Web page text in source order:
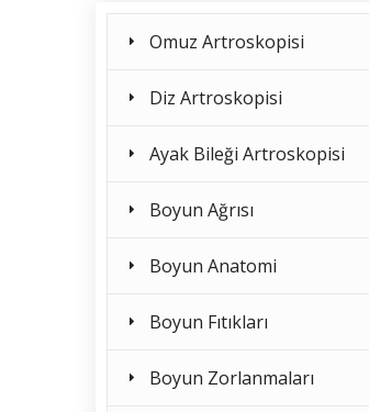
Omuz Artroskopisi
Diz Artroskopisi
Ayak Bileği Artroskopisi
Boyun Ağrısı
Boyun Anatomi
Boyun Fıtıkları
Boyun Zorlanmaları